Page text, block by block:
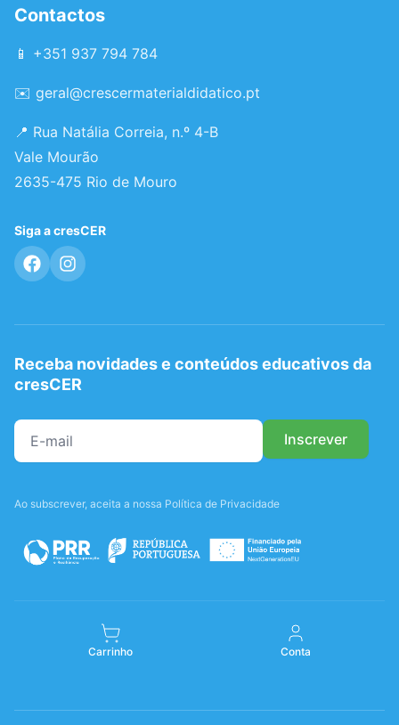
Contactos
📱 +351 937 794 784
✉️ geral@crescermaterialdidatico.pt
📍 Rua Natália Correia, n.º 4-B
Vale Mourão
2635-475 Rio de Mouro
Siga a cresCER
Receba novidades e conteúdos educativos da
cresCER
Ao subscrever, aceita a nossa Política de Privacidade
Carrinho Conta